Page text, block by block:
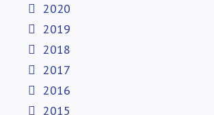
2020
2019
2018
2017
2016
2015